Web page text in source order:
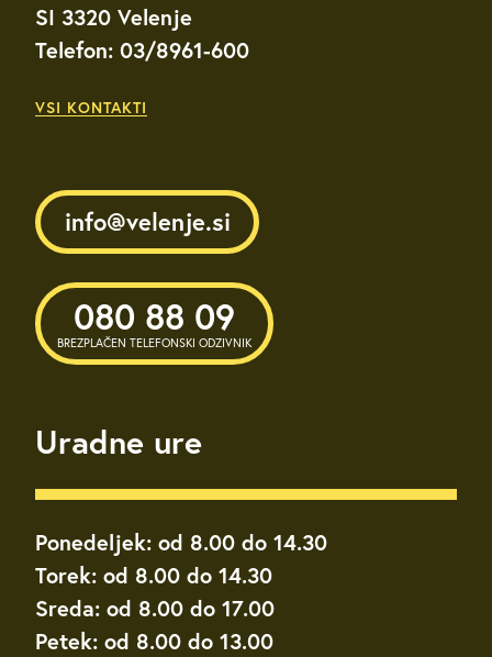
SI 3320 Velenje
Telefon: 03/8961-600
VSI KONTAKTI
info@velenje.si
080 88 09
BREZPLAČEN TELEFONSKI ODZIVNIK
Uradne ure
Ponedeljek: od 8.00 do 14.30
Torek: od 8.00 do 14.30
Sreda: od 8.00 do 17.00
Petek: od 8.00 do 13.00